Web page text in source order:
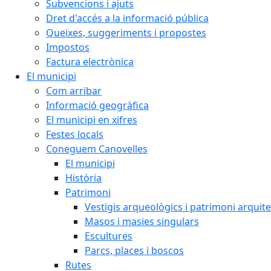
Subvencions i ajuts
Dret d'accés a la informació pública
Queixes, suggeriments i propostes
Impostos
Factura electrònica
El municipi
Com arribar
Informació geogràfica
El municipi en xifres
Festes locals
Coneguem Canovelles
El municipi
Història
Patrimoni
Vestigis arqueològics i patrimoni
Masos i masies singulars
Escultures
Parcs, places i boscos
Rutes